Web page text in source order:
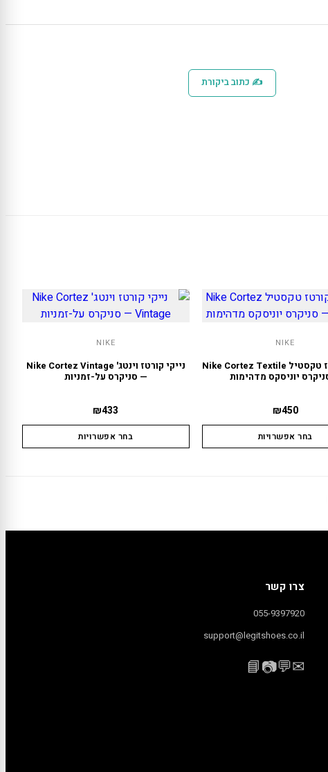
✍ כתוב ביקורת
NIKE
נייקי קורטז טקסטיל Nike Cortez Textile
יוניסקס מדהימות
₪450
בחר אפשרויות
NIKE
נייקי קורטז וינטג' Nike Cortez Vintage
— סניקרס על-זמניות
₪433
בחר אפשרויות
צרו קשר
055-9397920
support@legitshoes.co.il
✉
💬
📷
📘